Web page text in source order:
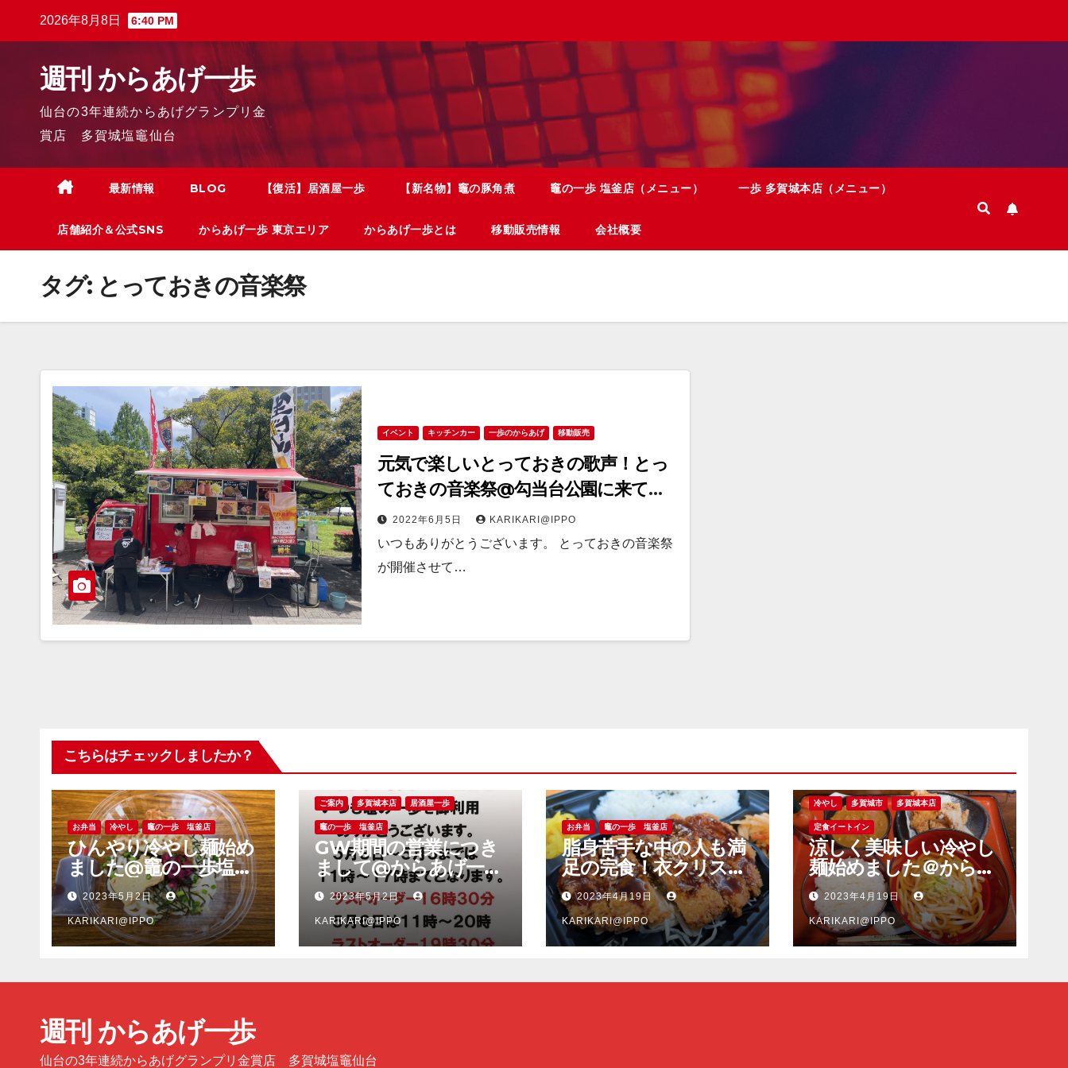
2026年8月8日 6:40 PM
週刊 からあげ一歩
仙台の3年連続からあげグランプリ金
賞店 多賀城塩竈仙台
最新情報 BLOG 【復活】居酒屋一歩 【新名物】竈の豚角煮 竈の一歩 塩釜店（メニュー） 一歩 多賀城本店（メニュー）
店舗紹介＆公式SNS からあげ一歩 東京エリア からあげ一歩とは 移動販売情報 会社概要
タグ: とっておきの音楽祭
イベント キッチンカー 一歩のからあげ 移動販売
元気で楽しいとっておきの歌声！とっ
ておきの音楽祭@勾当台公園に来てま
す2022年6月5日 KARIKARI@IPPO
いつもありがとうございます。 とっておきの音楽祭
が開催させて…
こちらはチェックしましたか？
お弁当 冷やし 竈の一歩 塩釜店
ひんやり冷やし麺始め
ました@竈の一歩塩釜
店2023年5月2日
KARIKARI@IPPO
ご案内 多賀城本店 居酒屋一歩
竈の一歩 塩釜店
GW期間の営業につき
まして@からあげ一歩
多賀城本店、竈の一歩
塩釜店
2023年5月2日
KARIKARI@IPPO
お弁当 竈の一歩 塩釜店
脂身苦手な中の人も満
足の完食！衣クリスピ
ー、脂身少な目でも旨
い豚肉のソーストンカ
ツ弁当＠竈の一歩塩釜
店
2023年4月19日
KARIKARI@IPPO
冷やし 多賀城市 多賀城本店
定食イートイン
涼しく美味しい冷やし
麺始めました＠からあ
げ一歩多賀城本店
2023年4月19日
KARIKARI@IPPO
週刊 からあげ一歩
仙台の3年連続からあげグランプリ金賞店 多賀城塩竈仙台